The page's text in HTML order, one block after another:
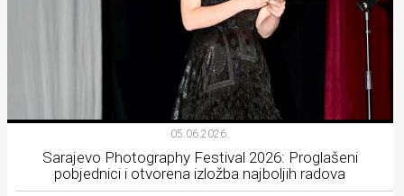
05.06.2026.
Sarajevo Photography Festival 2026: Proglašeni
pobjednici i otvorena izložba najboljih radova